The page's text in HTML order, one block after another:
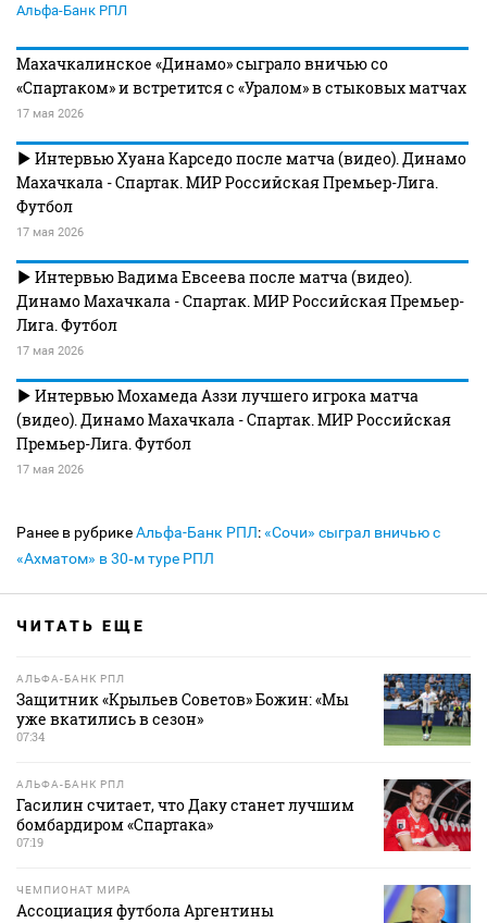
Альфа-Банк РПЛ
Махачкалинское «Динамо» сыграло вничью со
«Спартаком» и встретится с «Уралом» в стыковых матчах
17 мая 2026
Интервью Хуана Карседо после матча (видео). Динамо
Махачкала - Спартак. МИР Российская Премьер-Лига.
Футбол
17 мая 2026
Интервью Вадима Евсеева после матча (видео).
Динамо Махачкала - Спартак. МИР Российская Премьер-
Лига. Футбол
17 мая 2026
Интервью Мохамеда Аззи лучшего игрока матча
(видео). Динамо Махачкала - Спартак. МИР Российская
Премьер-Лига. Футбол
17 мая 2026
Ранее в рубрикеАльфа-Банк РПЛ:«Сочи» сыграл вничью с
«Ахматом» в 30‑м туре РПЛ
ЧИТАТЬ ЕЩЕ
АЛЬФА-БАНК РПЛ
Защитник «Крыльев Советов» Божин: «Мы
уже вкатились в сезон»
07:34
АЛЬФА-БАНК РПЛ
Гасилин считает, что Даку станет лучшим
бомбардиром «Спартака»
07:19
ЧЕМПИОНАТ МИРА
Ассоциация футбола Аргентины